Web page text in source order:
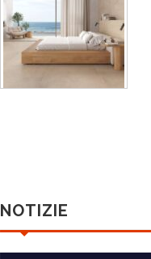
NOTIZIE